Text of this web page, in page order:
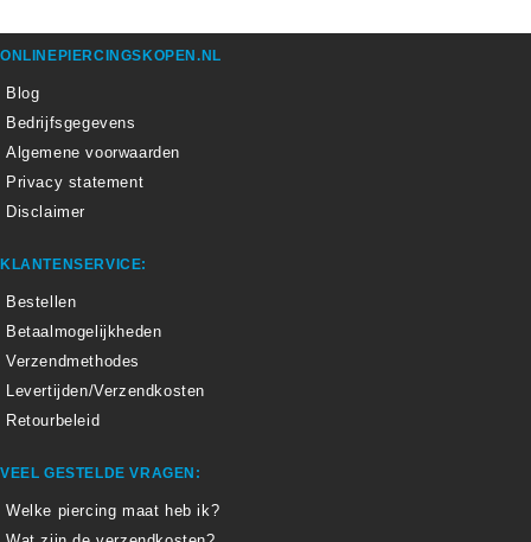
ONLINEPIERCINGSKOPEN.NL
Blog
Bedrijfsgegevens
Algemene voorwaarden
Privacy statement
Disclaimer
KLANTENSERVICE:
Bestellen
Betaalmogelijkheden
Verzendmethodes
Levertijden/Verzendkosten
Retourbeleid
VEEL GESTELDE VRAGEN:
Welke piercing maat heb ik?